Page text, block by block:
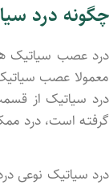
چگونه درد
درد عصب سیاتیک
معمولا عصب
درد سیاتیک از
گرفتـه است، درد
درد سیاتیک نوعی